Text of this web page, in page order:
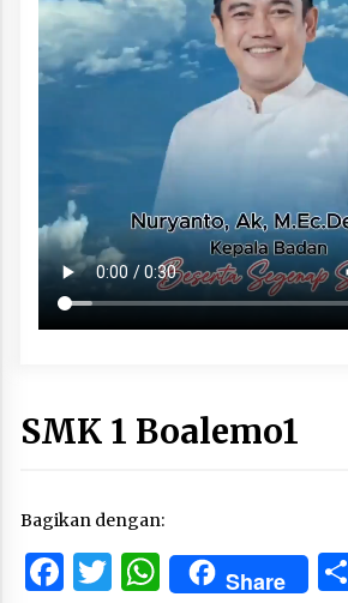
SMK 1 Boalemo1
Bagikan dengan:
Facebook
Twitter
WhatsApp
Share